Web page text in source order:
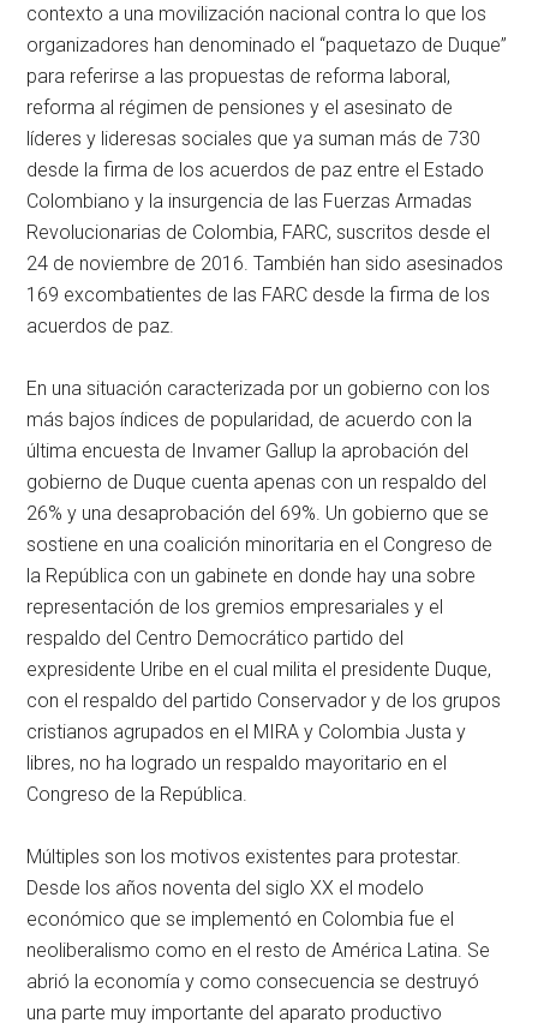
contexto a una movilización nacional contra lo que los
organizadores han denominado el “paquetazo de Duque”
para referirse a las propuestas de reforma laboral,
reforma al régimen de pensiones y el asesinato de
líderes y lideresas sociales que ya suman más de 730
desde la firma de los acuerdos de paz entre el Estado
Colombiano y la insurgencia de las Fuerzas Armadas
Revolucionarias de Colombia, FARC, suscritos desde el
24 de noviembre de 2016. También han sido asesinados
169 excombatientes de las FARC desde la firma de los
acuerdos de paz.
En una situación caracterizada por un gobierno con los
más bajos índices de popularidad, de acuerdo con la
última encuesta de Invamer Gallup la aprobación del
gobierno de Duque cuenta apenas con un respaldo del
26% y una desaprobación del 69%. Un gobierno que se
sostiene en una coalición minoritaria en el Congreso de
la República con un gabinete en donde hay una sobre
representación de los gremios empresariales y el
respaldo del Centro Democrático partido del
expresidente Uribe en el cual milita el presidente Duque,
con el respaldo del partido Conservador y de los grupos
cristianos agrupados en el MIRA y Colombia Justa y
libres, no ha logrado un respaldo mayoritario en el
Congreso de la República.
Múltiples son los motivos existentes para protestar.
Desde los años noventa del siglo XX el modelo
económico que se implementó en Colombia fue el
neoliberalismo como en el resto de América Latina. Se
abrió la economía y como consecuencia se destruyó
una parte muy importante del aparato productivo